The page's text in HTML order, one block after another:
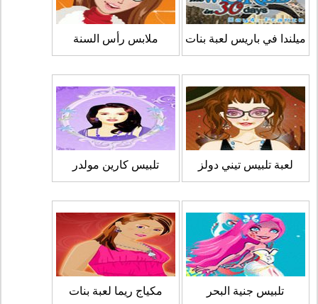
ميلندا في باريس لعبة بنات ملابس رأس السنة
لعبة تلبيس تيني دولز تلبيس كارين مولدر
تلبيس جنية البحر مكياج ريما لعبة بنات